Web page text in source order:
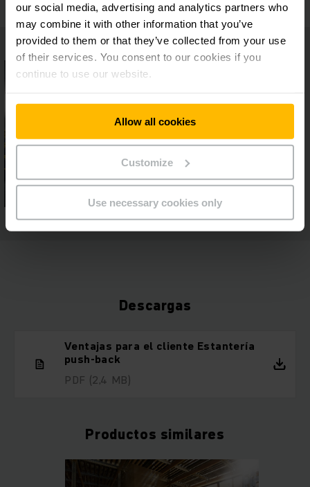
our social media, advertising and analytics partners who
may combine it with other information that you’ve
provided to them or that they’ve collected from your use
of their services. You consent to our cookies if you
continue to use our website.
Allow all cookies
Customize
Use necessary cookies only
Descargas
Ventajas para el cliente Estantería
push-back
PDF (2,4 MB)
Productos similares